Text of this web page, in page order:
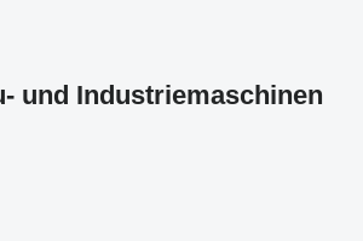
und Industriemaschinen